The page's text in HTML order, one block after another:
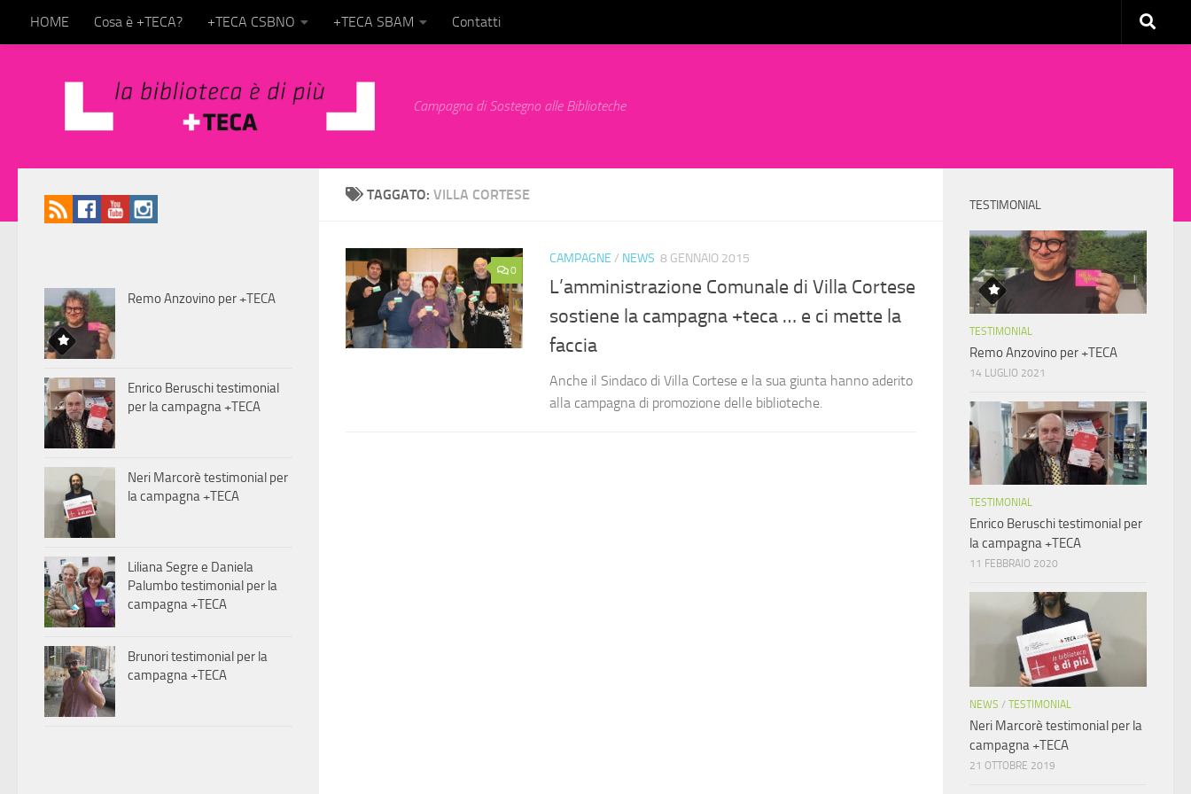
Salta al contenuto
HOME Cosa è +TECA? +TECA CSBNO +TECA SBAM Contatti
Campagna di Sostegno alle Biblioteche
TAGGATO: VILLA CORTESE
0
CAMPAGNE / NEWS 8 GENNAIO 2015
L’amministrazione Comunale di Villa Cortese
sostiene la campagna +teca … e ci mette la
faccia
Anche il Sindaco di Villa Cortese e la sua giunta hanno aderito
alla campagna di promozione delle biblioteche.
Remo Anzovino per +TECA
Enrico Beruschi testimonial
per la campagna +TECA
Neri Marcorè testimonial per
la campagna +TECA
Liliana Segre e Daniela
Palumbo testimonial per la
campagna +TECA
Brunori testimonial per la
campagna +TECA
TESTIMONIAL
TESTIMONIAL
Remo Anzovino per +TECA
14 LUGLIO 2021
TESTIMONIAL
Enrico Beruschi testimonial per
la campagna +TECA
11 FEBBRAIO 2020
NEWS / TESTIMONIAL
Neri Marcorè testimonial per la
campagna +TECA
21 OTTOBRE 2019